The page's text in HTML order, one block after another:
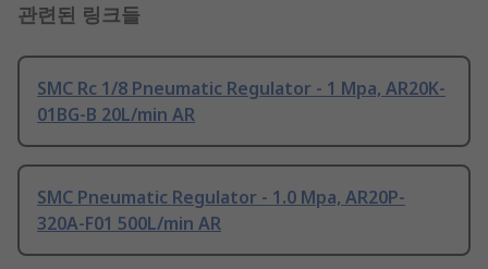
관련된 링크들
SMC Rc 1/8 Pneumatic Regulator - 1 Mpa, AR20K-
01BG-B 20L/min AR
SMC Pneumatic Regulator - 1.0 Mpa, AR20P-
320A-F01 500L/min AR